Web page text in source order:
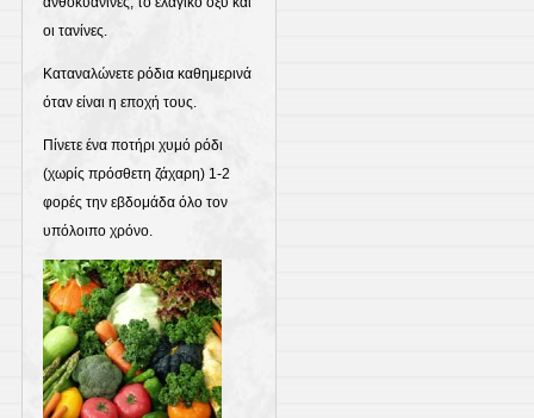
οι τανίνες.
Καταναλώνετε ρόδια καθημερινά
όταν είναι η εποχή τους.
Πίνετε ένα ποτήρι χυμό ρόδι
(χωρίς πρόσθετη ζάχαρη) 1-2
φορές την εβδομάδα όλο τον
υπόλοιπο χρόνο.